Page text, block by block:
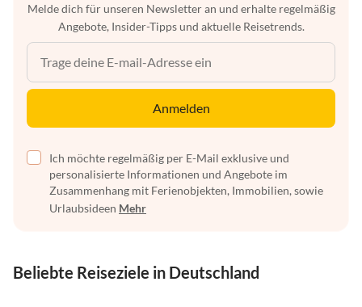
Melde dich für unseren Newsletter an und erhalte regelmäßig
Angebote, Insider-Tipps und aktuelle Reisetrends.
Anmelden
Ich möchte regelmäßig per E-Mail exklusive und
personalisierte Informationen und Angebote im
Zusammenhang mit Ferienobjekten, Immobilien, sowie
Urlaubsideen Mehr
Beliebte Reiseziele in Deutschland